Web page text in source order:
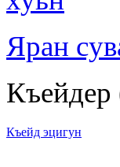
Яран
Къейдер
Къейд эцигун